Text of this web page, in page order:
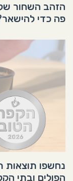
הזהב השחור
פה כדי
הפולים ובתי